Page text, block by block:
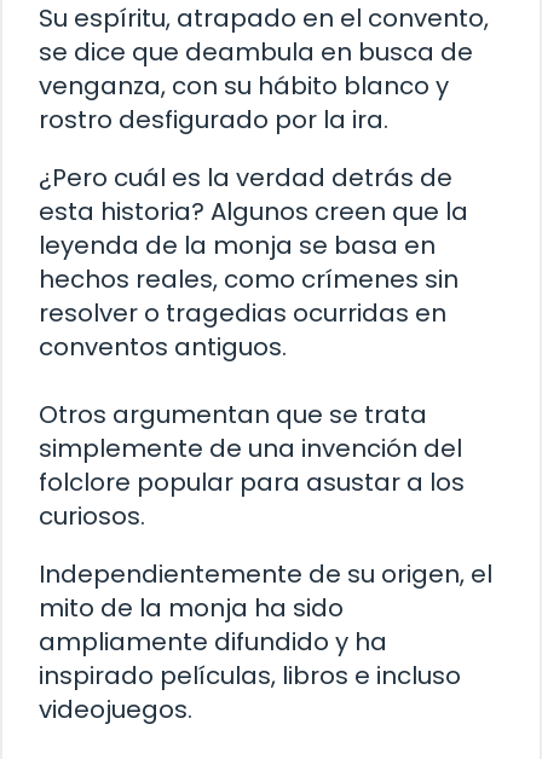
Su espíritu, atrapado en el convento,
se dice que deambula en busca de
venganza, con su hábito blanco y
rostro desfigurado por la ira.
¿Pero cuál es la verdad detrás de
esta historia? Algunos creen que la
leyenda de la monja se basa en
hechos reales, como crímenes sin
resolver o tragedias ocurridas en
conventos antiguos.
Otros argumentan que se trata
simplemente de una invención del
folclore popular para asustar a los
curiosos.
Independientemente de su origen, el
mito de la monja ha sido
ampliamente difundido y ha
inspirado películas, libros e incluso
videojuegos.